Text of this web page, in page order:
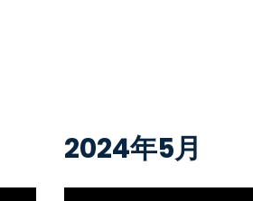
2024年5月